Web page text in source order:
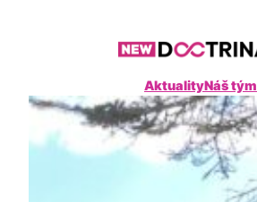
AktualityNáš tým